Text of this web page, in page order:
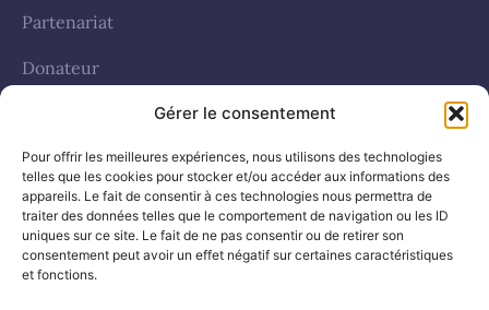
Gérer le consentement
Pour offrir les meilleures expériences, nous utilisons des technologies
telles que les cookies pour stocker et/ou accéder aux informations des
appareils. Le fait de consentir à ces technologies nous permettra de
traiter des données telles que le comportement de navigation ou les ID
uniques sur ce site. Le fait de ne pas consentir ou de retirer son
consentement peut avoir un effet négatif sur certaines caractéristiques
et fonctions.
Partenariat
Donateur
Politique de cookies (UE)
Réseaux sociaux
facebook